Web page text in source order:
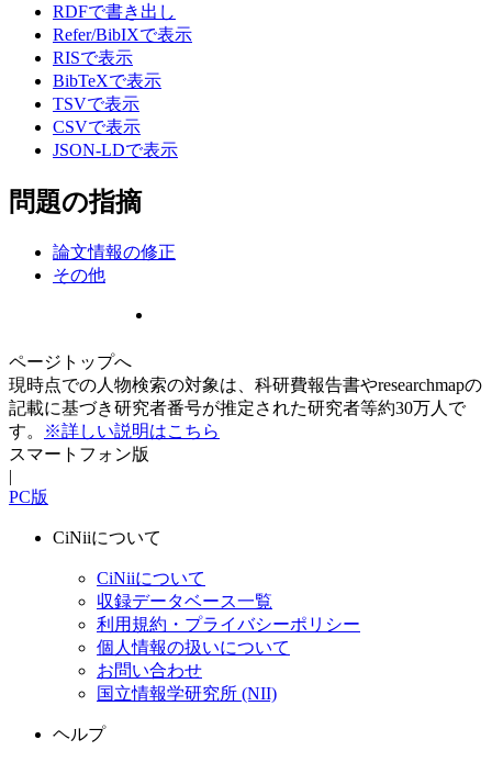
RDFで書き出し
Refer/BibIXで表示
RISで表示
BibTeXで表示
TSVで表示
CSVで表示
JSON-LDで表示
問題の指摘
論文情報の修正
その他
ページトップへ
現時点での人物検索の対象は、科研費報告書やresearchmapの
記載に基づき研究者番号が推定された研究者等約30万人で
す。
※詳しい説明はこちら
スマートフォン版
|
PC版
CiNiiについて
CiNiiについて
収録データベース一覧
利用規約・プライバシーポリシー
個人情報の扱いについて
お問い合わせ
国立情報学研究所 (NII)
ヘルプ